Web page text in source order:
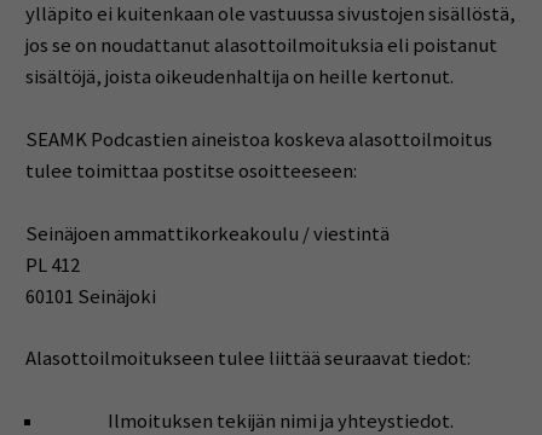
ylläpito ei kuitenkaan ole vastuussa sivustojen sisällöstä,
jos se on noudattanut alasottoilmoituksia eli poistanut
sisältöjä, joista oikeudenhaltija on heille kertonut.
SEAMK Podcastien aineistoa koskeva alasottoilmoitus
tulee toimittaa postitse osoitteeseen:
Seinäjoen ammattikorkeakoulu / viestintä
PL 412
60101 Seinäjoki
Alasottoilmoitukseen tulee liittää seuraavat tiedot:
Ilmoituksen tekijän nimi ja yhteystiedot.